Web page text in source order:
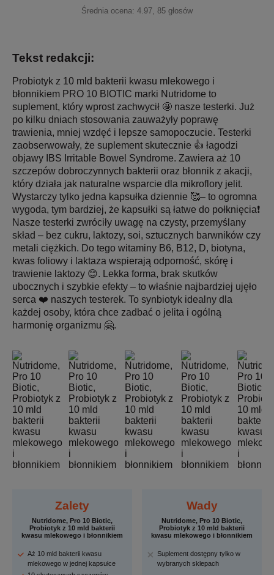
Średnia ocena: 4.97, 85 głosów
Tekst redakcji:
Probiotyk z 10 mld bakterii kwasu mlekowego i
błonnikiem PRO 10 BIOTIC marki Nutridome to
suplement, który wprost zachwycił 🤩 nasze testerki. Już
po kilku dniach stosowania zauważyły poprawę
trawienia, mniej wzdęć i lepsze samopoczucie. Testerki
zaobserwowały, że suplement skutecznie 👍 łagodzi
objawy IBS Irritable Bowel Syndrome. Zawiera aż 10
szczepów dobroczynnych bakterii oraz błonnik z akacji,
który działa jak naturalne wsparcie dla mikroflory jelit.
Wystarczy tylko jedna kapsułka dziennie 🥰– to ogromna
wygoda, tym bardziej, że kapsułki są łatwe do połknięcia❗
Nasze testerki zwróciły uwagę na czysty, przemyślany
skład – bez cukru, laktozy, soi, sztucznych barwników czy
metali ciężkich. Do tego witaminy B6, B12, D, biotyna,
kwas foliowy i laktaza wspierają odporność, skórę i
trawienie laktozy 😊. Lekka forma, brak skutków
ubocznych i szybkie efekty – to właśnie najbardziej ujęło
serca ❤️ naszych testerek. To synbiotyk idealny dla
każdej osoby, która chce zadbać o jelita i ogólną
harmonię organizmu 🤗.
Zalety
Nutridome, Pro 10 Biotic,
Probiotyk z 10 mld bakterii
kwasu mlekowego i błonnikiem
Aż 10 mld bakterii kwasu
mlekowego w jednej kapsułce
Wady
Nutridome, Pro 10 Biotic,
Probiotyk z 10 mld bakterii
kwasu mlekowego i błonnikiem
Suplement dostępny tylko w
wybranych sklepach